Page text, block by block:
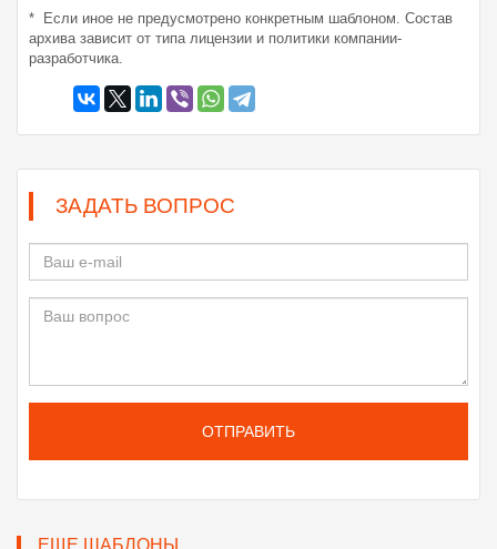
* Если иное не предусмотрено конкретным шаблоном. Состав
архива зависит от типа лицензии и политики компании-
разработчика.
ЗАДАТЬ ВОПРОС
ОТПРАВИТЬ
ЕЩЕ ШАБЛОНЫ